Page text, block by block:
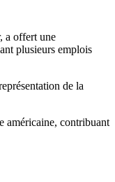
a offert une
plusieurs emplois
de la
américaine, contribuant